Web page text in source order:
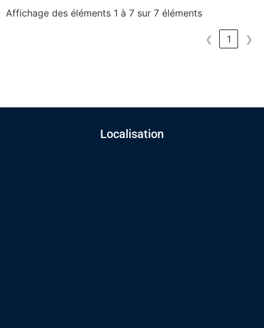
Affichage des éléments 1 à 7 sur 7 éléments
❮ 1 ❯
Localisation